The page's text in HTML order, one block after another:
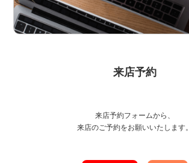
来店予約
来店予約フォームから、
来店のご予約をお願いいたします。